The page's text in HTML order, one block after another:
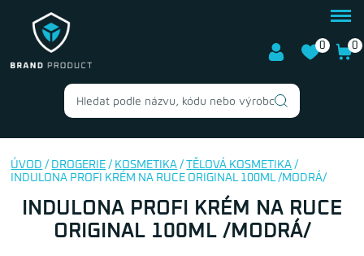
0 0
ÚVOD / DROGERIE / KOSMETIKA /TĚLOVÁ KOSMETIKA /
INDULONA PROFI KRÉM NA RUCE ORIGINAL 100ML /MODRÁ/
INDULONA PROFI KRÉM NA RUCE
ORIGINAL 100ML /MODRÁ/